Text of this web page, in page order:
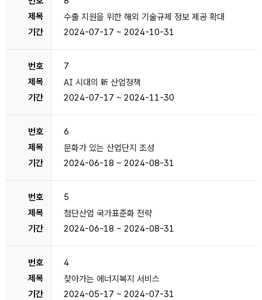
수출 지원을 위한 해외 기술규제 정보 제공 확대
2024-07-17 ~ 2024-10-31
7
AI 시대의 新 산업정책
2024-07-17 ~ 2024-11-30
6
문화가 있는 산업단지 조성
2024-06-18 ~ 2024-08-31
5
첨단산업 국가표준화 전략
2024-06-18 ~ 2024-08-31
4
찾아가는 에너지복지 서비스
2024-05-17 ~ 2024-07-31